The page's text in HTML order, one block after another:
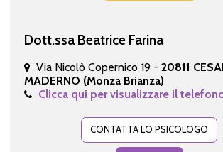
Dott.ssa Beatrice Farina
Via Nicolò Copernico 19 - 20811
MADERNO (Monza Brianza)
Clicca qui per visualizzare il
CONTATTA LO PSICOLOGO